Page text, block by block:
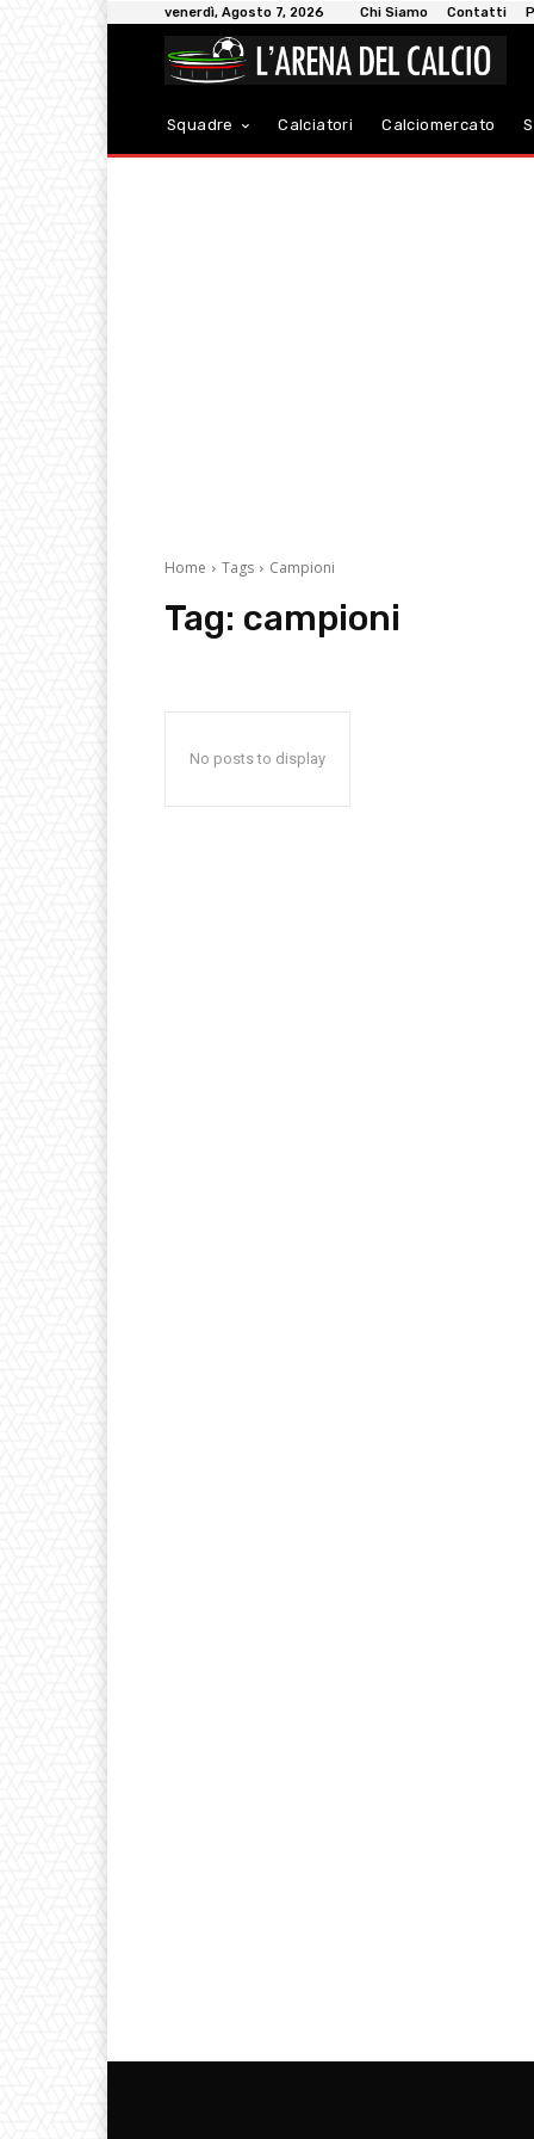
venerdì, Agosto 7, 2026 Chi Siamo Contatti
Squadre Calciatori Calciomercato
Home Tags Campioni
Tag: campioni
No posts to display